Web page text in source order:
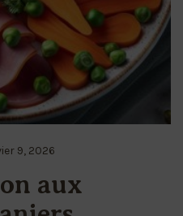
9, 2026
aux